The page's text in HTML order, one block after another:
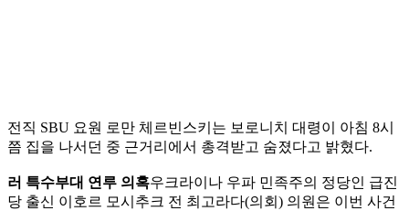
전직 SBU 요원 로만 체르빈스키는 보로니치 대령이 아침 8시
쯤 집을 나서던 중 근거리에서 총격받고 숨졌다고 밝혔다.
러 특수부대 연루 의혹우크라이나 우파 민족주의 정당인 급진
당 출신 이호르 모시추크 전 최고라다(의회) 의원은 이번 사건